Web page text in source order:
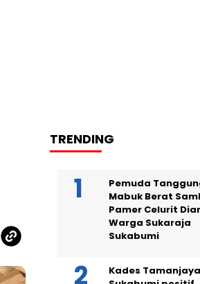
TRENDING
Pemuda
Mabuk Berat
Pamer Celurit
Warga Sukaraja
Sukabumi
Kades Tamanjaya